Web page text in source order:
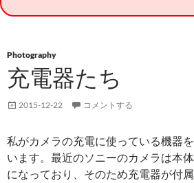
Photography
充電器たち
2015-12-22 コメントする
私がカメラの充電に使っている機器
います。最近のソニーのカメラは本
になっており、そのため充電器が付